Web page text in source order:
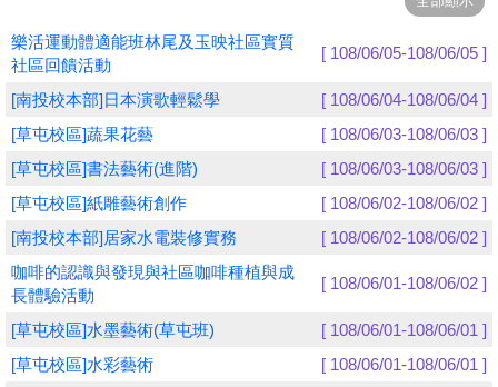
友站連結
網路選課
學員專區
教師專區
評委專區
校務行政
樂活運動體適能班林尾及玉映社區實質
社區回饋活動
[ 108/06/05-108/06/05 ]
[南投校本部]日本演歌輕鬆學
[ 108/06/04-108/06/04 ]
[草屯校區]蔬果花藝
[ 108/06/03-108/06/03 ]
[草屯校區]書法藝術(進階)
[ 108/06/03-108/06/03 ]
[草屯校區]紙雕藝術創作
[ 108/06/02-108/06/02 ]
[南投校本部]居家水電裝修實務
[ 108/06/02-108/06/02 ]
咖啡的認識與發現與社區咖啡種植與成
長體驗活動
[ 108/06/01-108/06/02 ]
[草屯校區]水墨藝術(草屯班)
[ 108/06/01-108/06/01 ]
[草屯校區]水彩藝術
[ 108/06/01-108/06/01 ]